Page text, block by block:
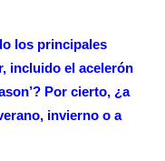
los principales
incluido el acelerón
Por cierto, ¿a
invierno o a